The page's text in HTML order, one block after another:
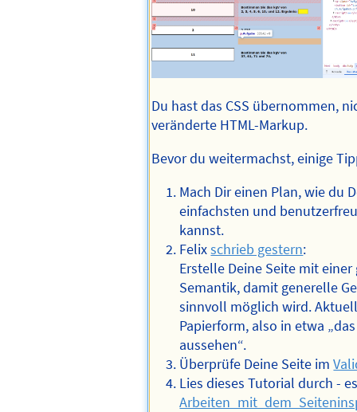
Du hast das CSS übernommen,
veränderte HTML-Markup.
Bevor du weitermachst, einige
Mach Dir einen Plan, wie du
einfachsten und
kannst.
Felixschrieb gestern:
Erstelle Deine Seite mit
Semantik, damit generelle
sinnvoll möglich wird.
Papierform, also in etwa
aussehen“.
Überprüfe Deine Seite im
Lies dieses Tutorial durch -